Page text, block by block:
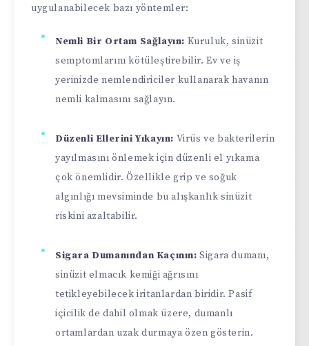
uygulanabilecek bazı yöntemler:
Nemli Bir Ortam Sağlayın: Kuruluk, sinüzit
semptomlarını kötüleştirebilir. Ev ve iş
yerinizde nemlendiriciler kullanarak havanın
nemli kalmasını sağlayın.
Düzenli Ellerini Yıkayın: Virüs ve bakterilerin
yayılmasını önlemek için düzenli el yıkama
çok önemlidir. Özellikle grip ve soğuk
algınlığı mevsiminde bu alışkanlık sinüzit
riskini azaltabilir.
Sigara Dumanından Kaçının: Sigara dumanı,
sinüzit elmacık kemiği ağrısını
tetikleyebilecek iritanlardan biridir. Pasif
içicilik de dahil olmak üzere, dumanlı
ortamlardan uzak durmaya özen gösterin.